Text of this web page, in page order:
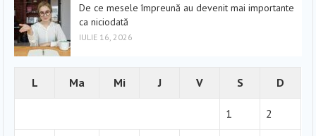
De ce mesele împreună au devenit mai importante
ca niciodată
IULIE 16, 2026
L Ma Mi J V S D
1 2